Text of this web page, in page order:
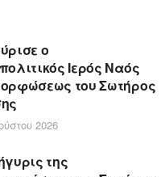
ο
Ιερός Ναός
του Σωτήρος
2026
της